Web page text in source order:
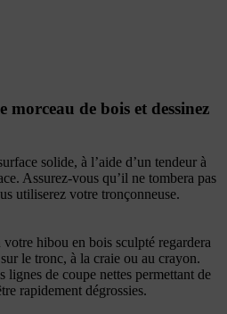
morceau de bois et dessinez
solide, à l’aide d’un tendeur à
Assurez-vous qu’il ne tombera pas
utiliserez votre tronçonneuse.
hibou en bois sculpté regardera
le tronc, à la craie ou au crayon.
lignes de coupe nettes permettant de
rapidement dégrossies.